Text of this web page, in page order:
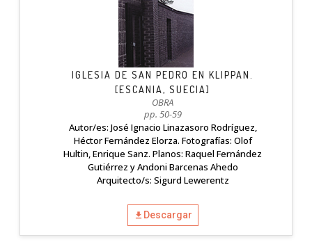
IGLESIA DE SAN PEDRO EN KLIPPAN.
[ESCANIA, SUECIA]
OBRA
pp. 50-59
Autor/es: José Ignacio Linazasoro Rodríguez,
Héctor Fernández Elorza. Fotografías: Olof
Hultin, Enrique Sanz. Planos: Raquel Fernández
Gutiérrez y Andoni Barcenas Ahedo
Arquitecto/s: Sigurd Lewerentz
Descargar